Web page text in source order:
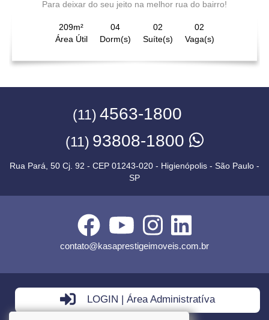
Para deixar do seu jeito na melhor rua do bairro!
209m²
Área Útil
04
Dorm(s)
02
Suíte(s)
02
Vaga(s)
(11) 4563-1800
(11) 93808-1800
Rua Pará, 50 Cj. 92 - CEP 01243-020 - Higienópolis - São Paulo -
SP
contato@kasaprestigeimoveis.com.br
LOGIN | Área Administratíva